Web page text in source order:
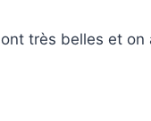
très belles et on